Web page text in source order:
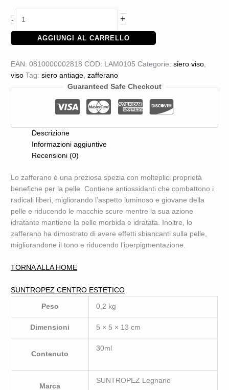
-
AntiAge
Zafferano
quantità
+
AGGIUNGI AL CARRELLO
EAN:0810000002818 COD: LAM0105 Categorie:siero viso,
viso Tag:siero antiage,zafferano
Guaranteed Safe Checkout
Descrizione
Informazioni aggiuntive
Recensioni (0)
Lo zafferano è una preziosa spezia con molteplici proprietà
benefiche per la pelle. Contiene antiossidanti che combattono i
radicali liberi, migliorando l’aspetto luminoso e giovane della
pelle e riducendo le macchie scure mentre la sua azione
idratante mantiene la pelle morbida e idratata. Inoltre, lo
zafferano ha dimostrato di avere effetti sbiancanti sulla pelle,
migliorandone il tono e riducendo l’iperpigmentazione.
TORNA ALLA HOME
SUNTROPEZ CENTRO ESTETICO
Peso 0,2 kg
Dimensioni 5 × 5 × 13 cm
Contenuto
30ml
Marca
SUNTROPEZ Legnano